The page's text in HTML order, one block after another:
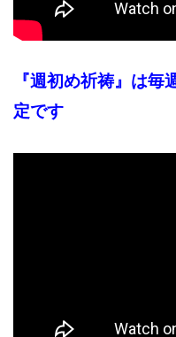
『週初め祈祷』は
定です